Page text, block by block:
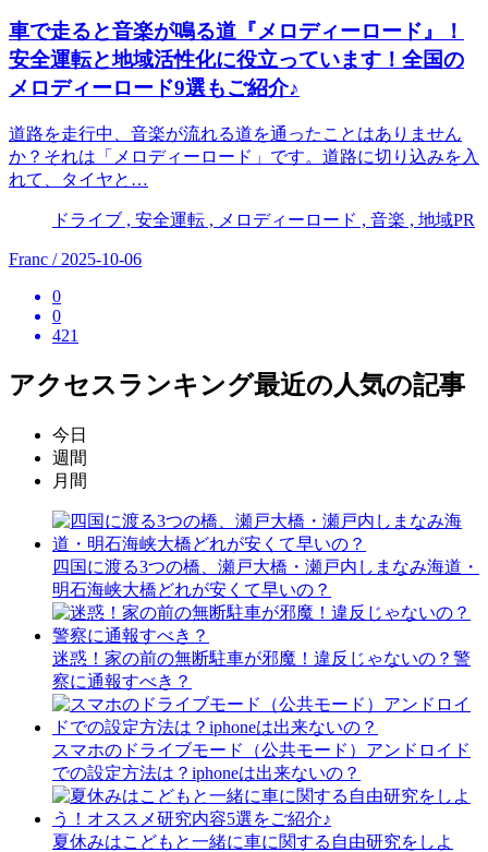
車で走ると音楽が鳴る道『メロディーロード』！
安全運転と地域活性化に役立っています！全国の
メロディーロード9選もご紹介♪
道路を走行中、音楽が流れる道を通ったことはありません
か？それは「メロディーロード」です。道路に切り込みを入
れて、タイヤと…
ドライブ , 安全運転 , メロディーロード , 音楽 , 地域PR
Franc / 2025-10-06
0
0
421
アクセスランキング最近の人気の記事
今日
週間
月間
四国に渡る3つの橋、瀬戸大橋・瀬戸内しまなみ海道・
明石海峡大橋どれが安くて早いの？
迷惑！家の前の無断駐車が邪魔！違反じゃないの？警
察に通報すべき？
スマホのドライブモード（公共モード）アンドロイド
での設定方法は？iphoneは出来ないの？
夏休みはこどもと一緒に車に関する自由研究をしよ